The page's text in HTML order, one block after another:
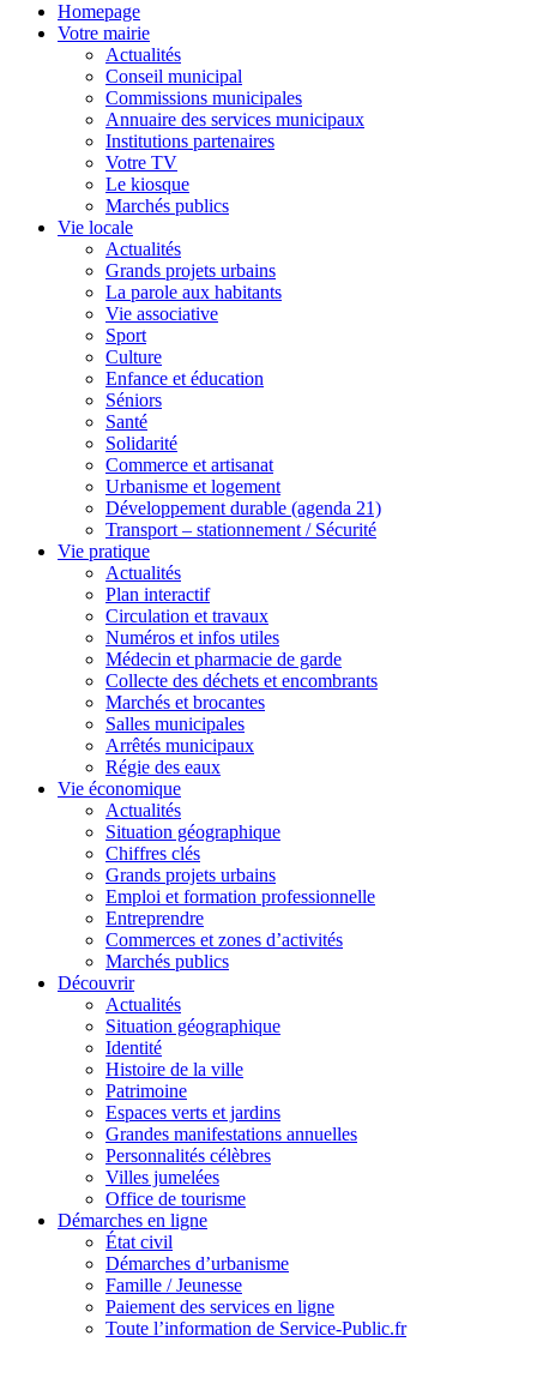
Homepage
Votre mairie
Actualités
Conseil municipal
Commissions municipales
Annuaire des services municipaux
Institutions partenaires
Votre TV
Le kiosque
Marchés publics
Vie locale
Actualités
Grands projets urbains
La parole aux habitants
Vie associative
Sport
Culture
Enfance et éducation
Séniors
Santé
Solidarité
Commerce et artisanat
Urbanisme et logement
Développement durable (agenda 21)
Transport – stationnement / Sécurité
Vie pratique
Actualités
Plan interactif
Circulation et travaux
Numéros et infos utiles
Médecin et pharmacie de garde
Collecte des déchets et encombrants
Marchés et brocantes
Salles municipales
Arrêtés municipaux
Régie des eaux
Vie économique
Actualités
Situation géographique
Chiffres clés
Grands projets urbains
Emploi et formation professionnelle
Entreprendre
Commerces et zones d’activités
Marchés publics
Découvrir
Actualités
Situation géographique
Identité
Histoire de la ville
Patrimoine
Espaces verts et jardins
Grandes manifestations annuelles
Personnalités célèbres
Villes jumelées
Office de tourisme
Démarches en ligne
État civil
Démarches d’urbanisme
Famille / Jeunesse
Paiement des services en ligne
Toute l’information de Service-Public.fr